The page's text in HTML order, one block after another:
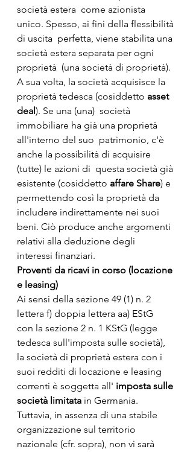
società estera  come azionista
unico. Spesso, ai fini della flessibilità
di uscita  perfetta, viene stabilita una
società estera separata per ogni
proprietà  (una società di proprietà).
A sua volta, la società acquisisce la
proprietà tedesca (cosiddetto asset
deal). Se una (una)  società
immobiliare ha già una proprietà
all'interno del suo  patrimonio, c'è
anche la possibilità di acquisire
(tutte) le azioni di  questa società già
esistente (cosiddetto affare Share) e
permettendo così la proprietà da
includere indirettamente nei suoi
beni. Ciò produce anche argomenti
relativi alla deduzione degli
interessi finanziari.
Proventi da ricavi in corso (locazione
e leasing)
Ai sensi della sezione 49 (1) n. 2
lettera f) doppia lettera aa) EStG
con la sezione 2 n. 1 KStG (legge
tedesca sull'imposta sulle società),
la società di proprietà estera con i
suoi redditi di locazione e leasing
correnti è soggetta all' imposta sulle
società limitata in Germania.
Tuttavia, in assenza di una stabile
organizzazione sul territorio
nazionale (cfr. sopra), non vi sarà